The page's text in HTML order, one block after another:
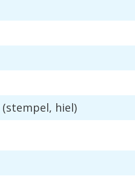
(stempel, hiel)